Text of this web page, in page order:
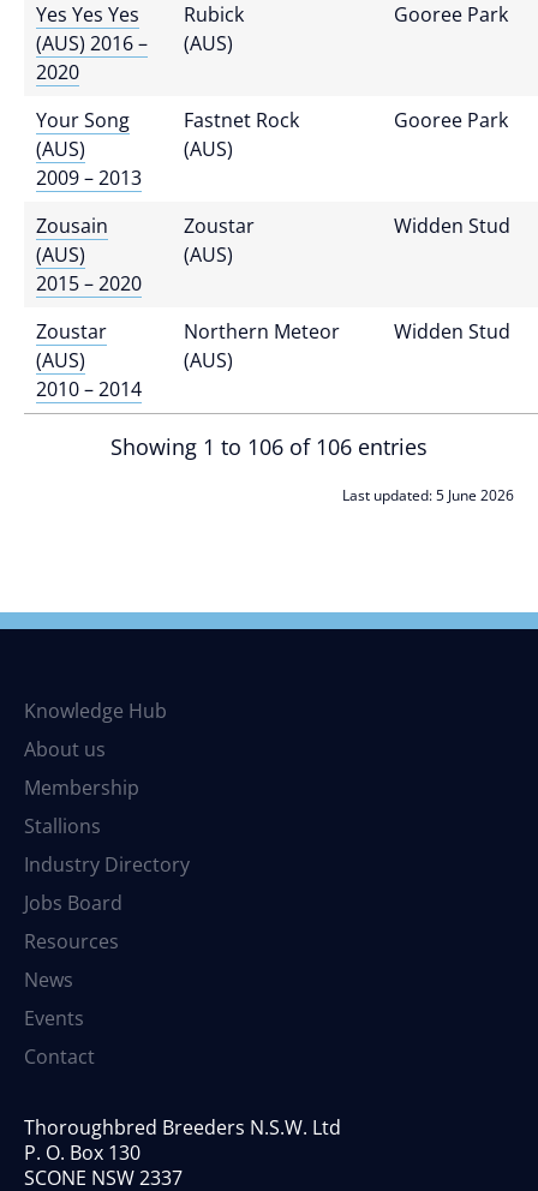
Yes Yes Yes
(AUS) 2016 –
2020
Rubick
(AUS)
Gooree Park
Your Song
(AUS)
2009 – 2013
Fastnet Rock
(AUS)
Gooree Park
Zousain
(AUS)
2015 – 2020
Zoustar
(AUS)
Widden Stud
Zoustar
(AUS)
2010 – 2014
Northern Meteor
(AUS)
Widden Stud
Showing 1 to 106 of 106 entries
Last updated: 5 June 2026
Knowledge Hub
About us
Membership
Stallions
Industry Directory
Jobs Board
Resources
News
Events
Contact
Thoroughbred Breeders N.S.W. Ltd
P. O. Box 130
SCONE NSW 2337